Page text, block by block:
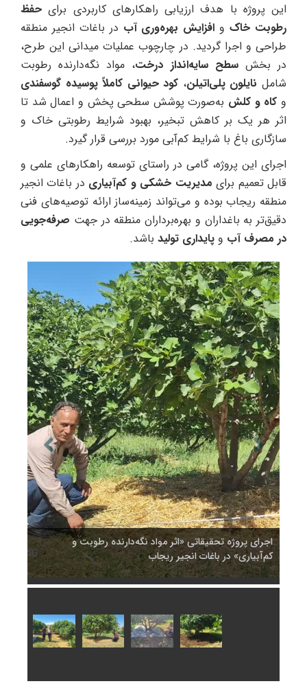
این پروژه با هدف ارزیابی راهکارهای کاربردی برای حفظ
رطوبت خاکو افزایش بهره‌وری آب در باغات انجیر منطقه
طراحی و اجرا گردید. در چارچوب عملیات میدانی این طرح،
در بخشسطح سایه‌انداز درخت، مواد نگه‌دارنده رطوبت
شامل نایلون پلی‌اتیلن، کود حیوانی کاملاً پوسیده گوسفندی
و کاه و کلش به‌صورت پوشش سطحی پخش و اعمال شد تا
اثر هر یک بر کاهش تبخیر، بهبود شرایط رطوبتی خاک و
سازگاری باغ با شرایط کم‌آبی مورد بررسی قرار گیرد.
اجرای این پروژه، گامی در راستای توسعه راهکارهای علمی و
قابل تعمیم برای مدیریت خشکی و کم‌آبیاری در باغات انجیر
منطقه ریجاب بوده و می‌تواند زمینه‌ساز ارائه توصیه‌های فنی
دقیق‌تر به باغداران و بهره‌برداران منطقه در جهت صرفه‌جویی
در مصرف آب و پایداری تولید باشد.
اجرای پروژه تحقیقاتی «اثر مواد نگه‌دارنده رطوبت و
کم‌آبیاری» در باغات انجیر ریجاب